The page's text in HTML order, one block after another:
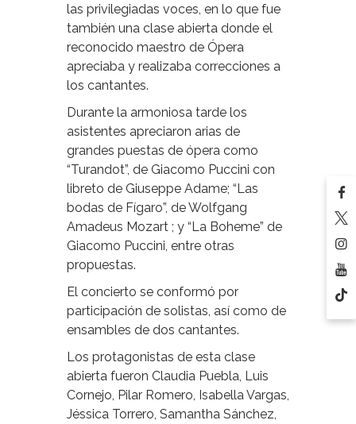
las privilegiadas voces, en lo que fue
también una clase abierta donde el
reconocido maestro de Ópera
apreciaba y realizaba correcciones a
los cantantes.
Durante la armoniosa tarde los
asistentes apreciaron arias de
grandes puestas de ópera como
“Turandot”, de Giacomo Puccini con
libreto de Giuseppe Adame; “Las
bodas de Fígaro”, de Wolfgang
Amadeus Mozart ; y “La Boheme” de
Giacomo Puccini, entre otras
propuestas.
El concierto se conformó por
participación de solistas, así como de
ensambles de dos cantantes.
Los protagonistas de esta clase
abierta fueron Claudia Puebla, Luis
Cornejo, Pilar Romero, Isabella Vargas,
Jéssica Torrero, Samantha Sánchez,